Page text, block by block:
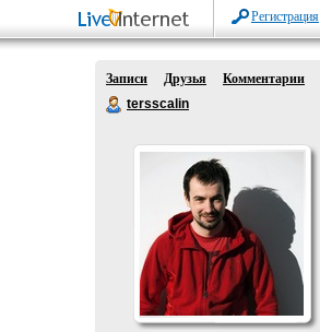
Регистрация
Записи Друзья
Комментарии
tersscalin